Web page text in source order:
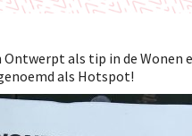
als tip in de Wonen
als Hotspot!